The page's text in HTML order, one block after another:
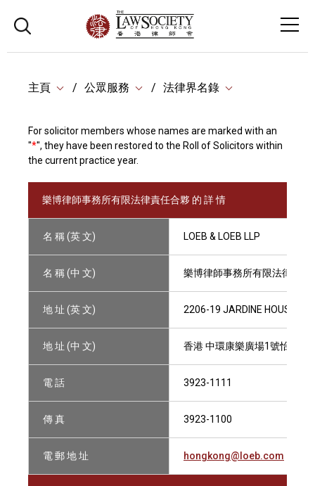
主頁 公眾服務 法律界名錄
For solicitor members whose names are marked with an
"*", they have been restored to the Roll of Solicitors within
the current practice year.
樂博律師事務所有限法律責任合夥 的 詳 情
名 稱 (英 文) LOEB & LOEB LLP
名 稱 (中 文) 樂博律師事務所有限法律責任
地 址 (英 文) 2206-19 JARDINE HOUSE, 1
地 址 (中 文) 香港 中環康樂廣場1號怡和大
電 話 3923-1111
傳 真 3923-1100
電 郵 地 址 hongkong@loeb.com